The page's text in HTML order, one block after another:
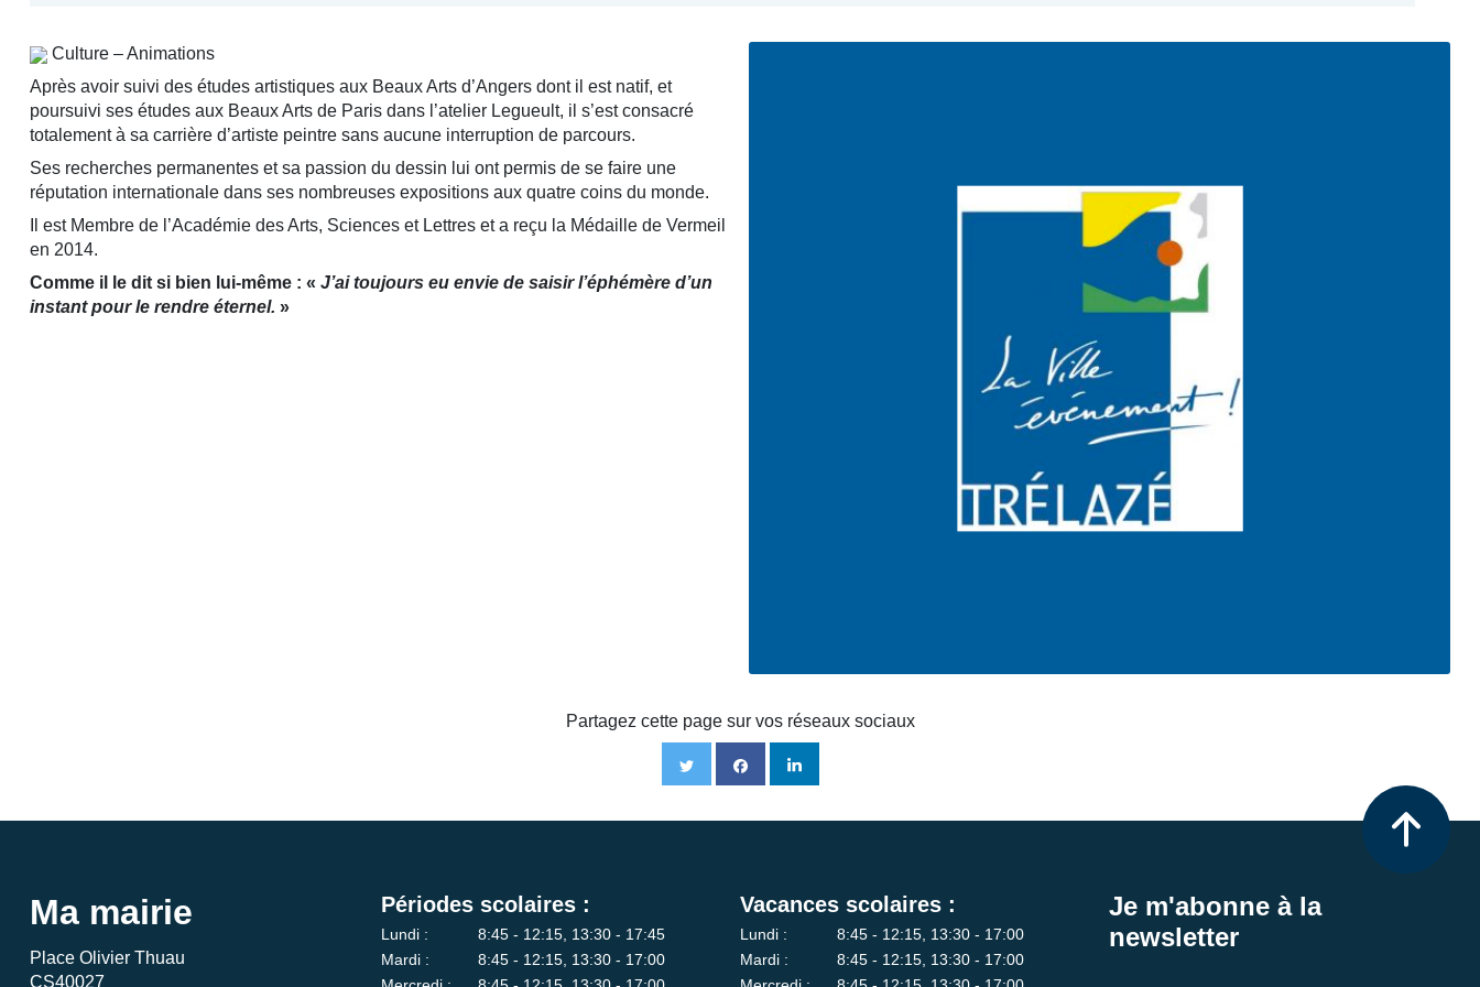
Culture – Animations
Après avoir suivi des études artistiques aux Beaux Arts d’Angers dont il est natif, et
poursuivi ses études aux Beaux Arts de Paris dans l’atelier Legueult, il s’est consacré
totalement à sa carrière d’artiste peintre sans aucune interruption de parcours.
Ses recherches permanentes et sa passion du dessin lui ont permis de se faire une
réputation internationale dans ses nombreuses expositions aux quatre coins du monde.
Il est Membre de l’Académie des Arts, Sciences et Lettres et a reçu la Médaille de Vermeil
en 2014.
Comme il le dit si bien lui-même : « J’ai toujours eu envie de saisir l’éphémère d’un
instant pour le rendre éternel. »
Partagez cette page sur vos réseaux sociaux
Ma mairie
Place Olivier Thuau
CS40027
Périodes scolaires :
Lundi :
8:45 - 12:15, 13:30 - 17:45
Mardi :
8:45 - 12:15, 13:30 - 17:00
Vacances scolaires :
Lundi :
8:45 - 12:15, 13:30 - 17:00
Mardi :
8:45 - 12:15, 13:30 - 17:00
Je m'abonne à la
newsletter